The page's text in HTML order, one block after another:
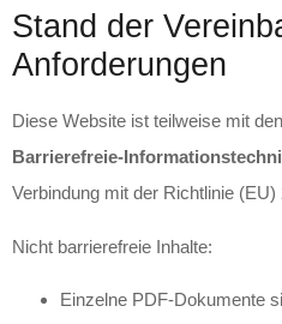
Stand der
Anforderungen
Diese Website ist teilweise mit
Barrierefreie-
Verbindung mit der Richtlinie (EU)
Nicht barrierefreie Inhalte:
Einzelne PDF-Dokumente